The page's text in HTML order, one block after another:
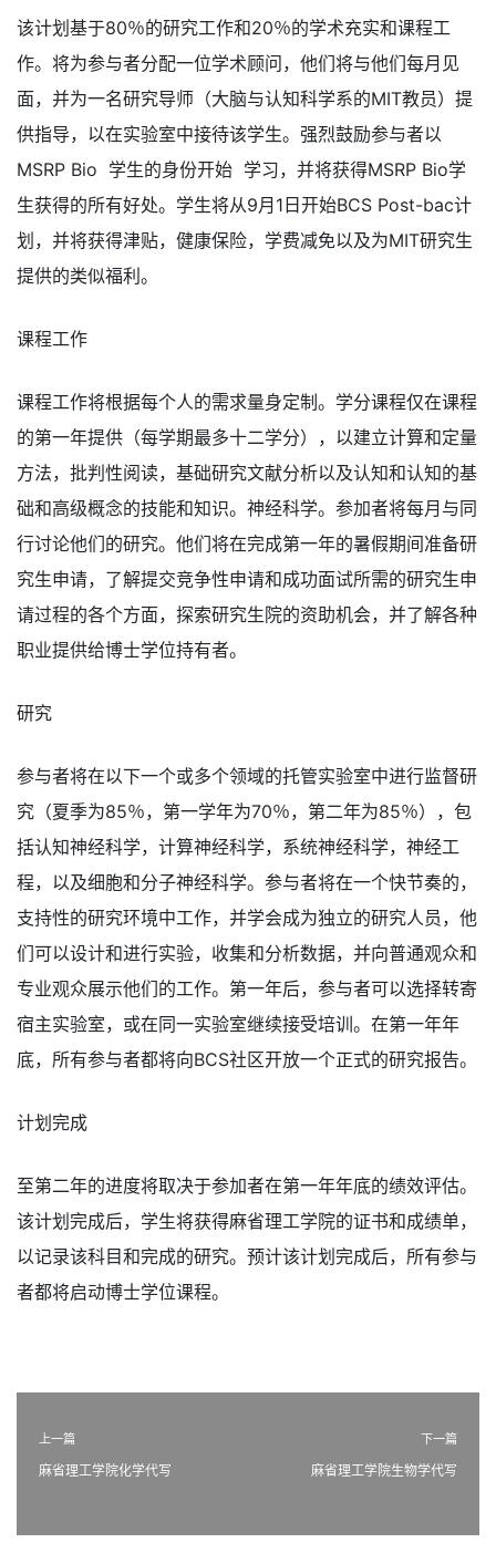
该计划基于80％的研究工作和20％的学术充实和课程工
作。将为参与者分配一位学术顾问，他们将与他们每月见
面，并为一名研究导师（大脑与认知科学系的MIT教员）提
供指导，以在实验室中接待该学生。强烈鼓励参与者以
MSRP Bio 学生的身份开始 学习，并将获得MSRP Bio学
生获得的所有好处。学生将从9月1日开始BCS Post-bac计
划，并将获得津贴，健康保险，学费减免以及为MIT研究生
提供的类似福利。
课程工作
课程工作将根据每个人的需求量身定制。学分课程仅在课程
的第一年提供（每学期最多十二学分），以建立计算和定量
方法，批判性阅读，基础研究文献分析以及认知和认知的基
础和高级概念的技能和知识。神经科学。参加者将每月与同
行讨论他们的研究。他们将在完成第一年的暑假期间准备研
究生申请，了解提交竞争性申请和成功面试所需的研究生申
请过程的各个方面，探索研究生院的资助机会，并了解各种
职业提供给博士学位持有者。
研究
参与者将在以下一个或多个领域的托管实验室中进行监督研
究（夏季为85％，第一学年为70％，第二年为85％），包
括认知神经科学，计算神经科学，系统神经科学，神经工
程，以及细胞和分子神经科学。参与者将在一个快节奏的，
支持性的研究环境中工作，并学会成为独立的研究人员，他
们可以设计和进行实验，收集和分析数据，并向普通观众和
专业观众展示他们的工作。第一年后，参与者可以选择转寄
宿主实验室，或在同一实验室继续接受培训。在第一年年
底，所有参与者都将向BCS社区开放一个正式的研究报告。
计划完成
至第二年的进度将取决于参加者在第一年年底的绩效评估。
该计划完成后，学生将获得麻省理工学院的证书和成绩单，
以记录该科目和完成的研究。预计该计划完成后，所有参与
者都将启动博士学位课程。
上一篇
麻省理工学院化学代写
下一篇
麻省理工学院生物学代写